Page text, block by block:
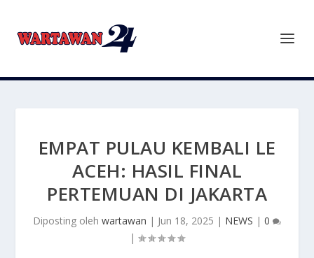
EMPAT PULAU KEMBALI LE
ACEH: HASIL FINAL
PERTEMUAN DI JAKARTA
Diposting oleh wartawan | Jun 18, 2025 | NEWS | 0
|